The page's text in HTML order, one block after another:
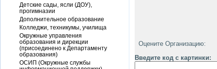
Оцените Организацию:
Введите код с картинки:
Детские сады, ясли (ДОУ),
прогимназии
Дополнительное образование
Колледжи, техникумы, училища
Окружные управления
образования и дирекции
(присоединено к Департаменту
образования)
ОСИП (Окружные службы